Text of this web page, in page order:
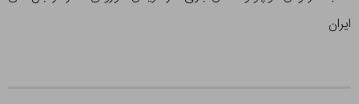
ایران